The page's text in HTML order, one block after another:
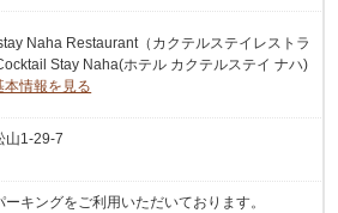
Naha Restaurant（カクテルステイレストラ
Stay Naha(ホテル カクテルステイ ナハ)
本情報を見る
山1-29-7
キングをご利用いただいております。